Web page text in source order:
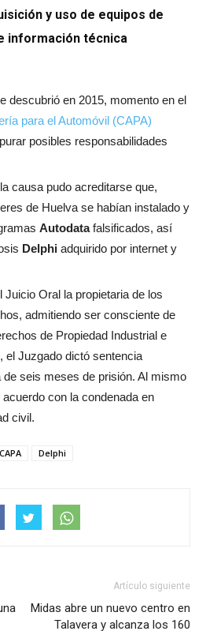
y uso de equipos de
información técnica
descubrió en 2015, momento en el
para el Automóvil (CAPA)
posibles responsabilidades
causa pudo acreditarse que,
de Huelva se habían instalado y
Autodatafalsificados, así
Delphi adquirido por internet y
Juicio Oral la propietaria de los
admitiendo ser consciente de
de Propiedad Industrial e
el Juzgado dictó sentencia
de seis meses de prisión. Al mismo
con la condenada en
civil.
CAPA Delphi
Artículo siguiente
Midas abre un nuevo centro en
Talavera y alcanza los 160